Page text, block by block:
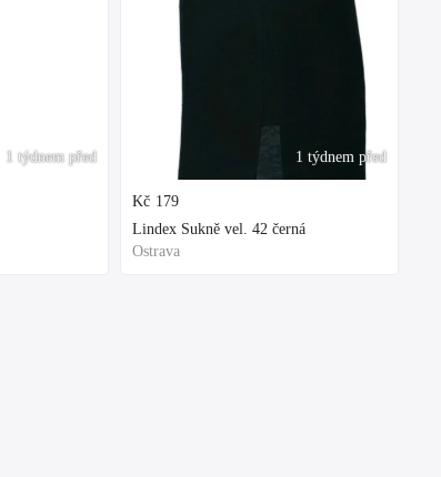
1 týdnem před 1 týdnem před
Kč 179
Lindex Sukně vel. 42 černá
Ostrava